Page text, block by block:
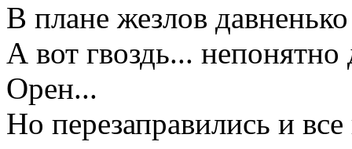
В плане жезлов
А вот гвоздь...
Орен...
Но перезаправились и